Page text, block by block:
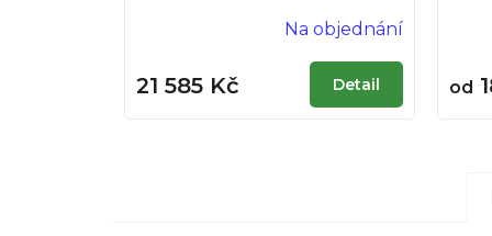
Na objednání
21 585 Kč Detail od